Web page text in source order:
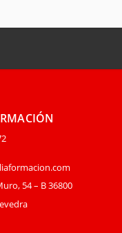
54 – B 36800